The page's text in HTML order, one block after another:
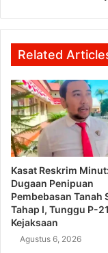
Related
Kasat Reskrim
Dugaan Penipuan
Pembebasan Tanah
Tahap I, Tunggu P-21
Kejaksaan
Agustus 6, 2026